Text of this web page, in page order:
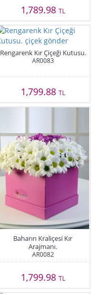
1,789.98 TL
Rengarenk Kır Çiçeği Kutusu.
AR0083
1,799.88 TL
Baharın Kraliçesi Kır
Arajmanı.
AR0082
1,799.98 TL